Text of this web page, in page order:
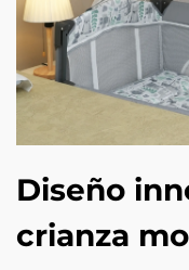
Diseño
crianza